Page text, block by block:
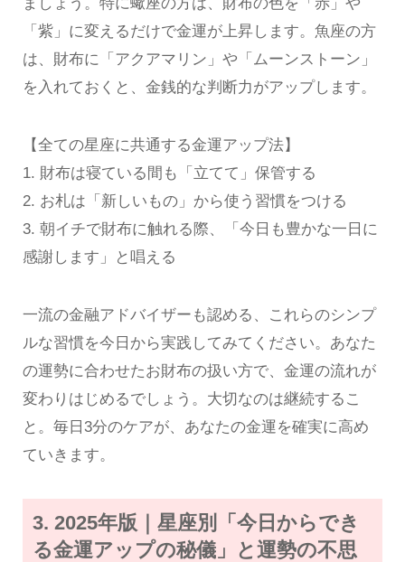
ましょう。特に蠍座の方は、財布の色を「赤」や
「紫」に変えるだけで金運が上昇します。魚座の方
は、財布に「アクアマリン」や「ムーンストーン」
を入れておくと、金銭的な判断力がアップします。
【全ての星座に共通する金運アップ法】
1. 財布は寝ている間も「立てて」保管する
2. お札は「新しいもの」から使う習慣をつける
3. 朝イチで財布に触れる際、「今日も豊かな一日に
感謝します」と唱える
一流の金融アドバイザーも認める、これらのシンプ
ルな習慣を今日から実践してみてください。あなた
の運勢に合わせたお財布の扱い方で、金運の流れが
変わりはじめるでしょう。大切なのは継続するこ
と。毎日3分のケアが、あなたの金運を確実に高め
ていきます。
3. 2025年版｜星座別「今日からでき
る金運アップの秘儀」と運勢の不思